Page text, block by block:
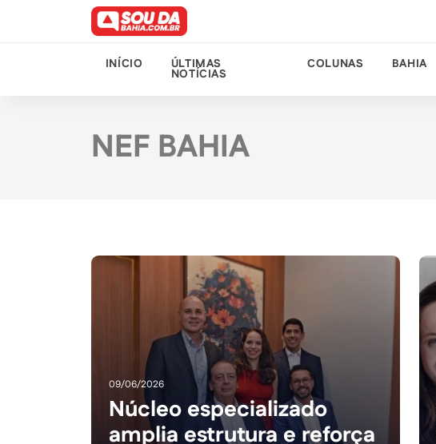
INÍCIO ÚLTIMAS
NOTÍCIAS
COLUNAS BAHIA
NEF BAHIA
09/06/2026
Núcleo especializado
amplia estrutura e reforça